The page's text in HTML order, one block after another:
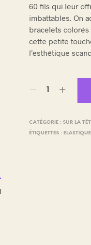
I
.
60 fils qui leur
imbattables. On
bracelets colorés
cette petite
l’esthétique
CATÉGORIE :SUR LA
ÉTIQUETTES : ELASTIQUE